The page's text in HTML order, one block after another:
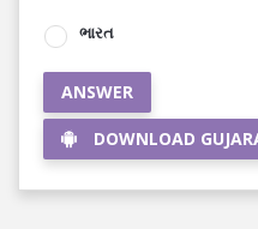
ભારત
ANSWER
DOWNLOAD